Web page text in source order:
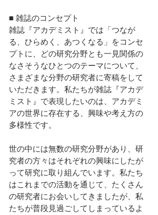
■ 雑誌のコンセプト
雑誌『アカデミスト』では「つなが
る、ひらめく、あつくなる」をコンセ
プトに、どの研究分野とも一見関係の
なさそうなひとつのテーマについて、
さまざまな分野の研究者に寄稿をして
いただきます。私たちが雑誌『アカデ
ミスト』で表現したいのは、アカデミ
アの世界に存在する、興味や考え方の
多様性です。
世の中には無数の研究分野があり、研
究者の方々はそれぞれの興味にしたが
って研究に取り組んでいます。私たち
はこれまでの活動を通じて、たくさん
の研究者にお会いしてきましたが、私
たちが普段見過ごしてしまっているよ